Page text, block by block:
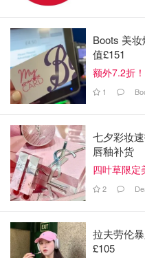
图片来自于
Boots 美
值£151
额外7.2折
1
七夕彩妆
唇釉补货
四叶草限定
2
拉夫劳伦
£105